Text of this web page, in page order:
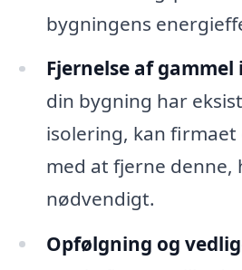
bygningens
Fjernelse af gammel
din bygning har
isolering, kan
med at fjerne denne,
nødvendigt.
Opfølgning og